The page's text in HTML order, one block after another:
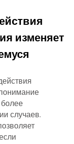
изменяет
случаев.